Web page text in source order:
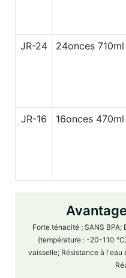
JR-24 24onces 710ml
JR-16 16onces 470ml
Forte ténacité ; SANS
(température : -20-110
vaisselle; Résistance à l'eau